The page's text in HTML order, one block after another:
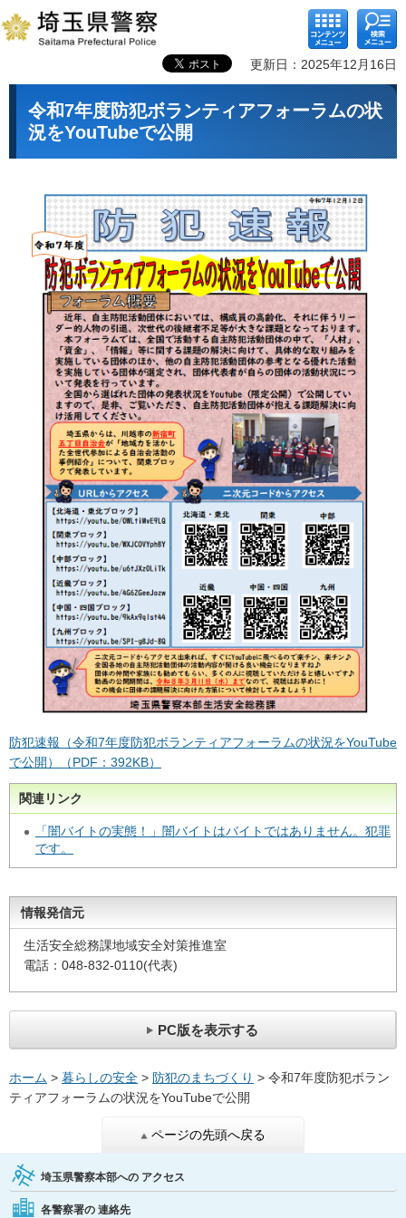
コンテ
ンツメ
ニュー
検索メ
ニュー
更新日：2025年12月16日
令和7年度防犯ボランティアフォーラムの状
況をYouTubeで公開
防犯速報（令和7年度防犯ボランティアフォーラムの状況をYouTube
で公開）（PDF：392KB）
関連リンク
「闇バイトの実態！」闇バイトはバイトではありません。犯罪
です。
情報発信元
生活安全総務課地域安全対策推進室
電話：048-832-0110(代表)
PC版を表示する
ホーム > 暮らしの安全 > 防犯のまちづくり > 令和7年度防犯ボラン
ティアフォーラムの状況をYouTubeで公開
ページの先頭へ戻る
埼玉県警察本部への アクセス
各警察署の 連絡先